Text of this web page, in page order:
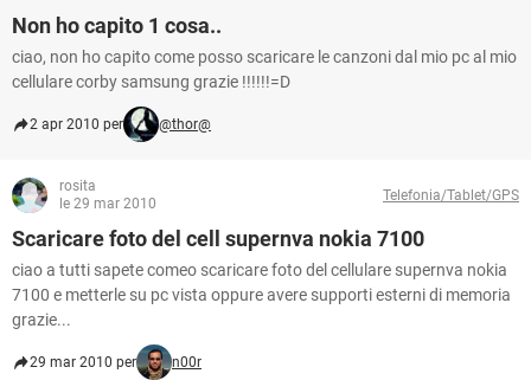
Non ho capito 1 cosa..
ciao, non ho capito come posso scaricare le canzoni dal mio pc al mio
cellulare corby samsung grazie !!!!!!=D
2 apr 2010 per @thor@
rosita
le 29 mar 2010
Telefonia/Tablet/GPS
Scaricare foto del cell supernva nokia 7100
ciao a tutti sapete comeo scaricare foto del cellulare supernva nokia
7100 e metterle su pc vista oppure avere supporti esterni di memoria
grazie...
29 mar 2010 per n00r